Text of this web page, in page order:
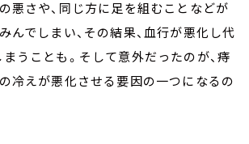
悪さや、同じ方に足を組むことなどが
んでしまい、その結果、血行が悪化し代
うことも。そして意外だったのが、痔
冷えが悪化させる要因の一つになるの